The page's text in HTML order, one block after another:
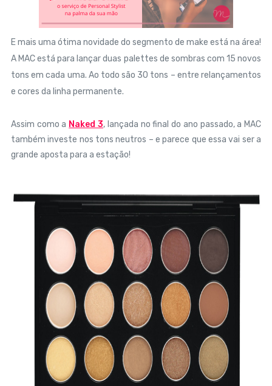
E mais uma ótima novidade do segmento de make está na área!
A MAC está para lançar duas palettes de sombras com 15 novos
tons em cada uma. Ao todo são 30 tons – entre relançamentos
e cores da linha permanente.
Assim como a Naked 3, lançada no final do ano passado, a MAC
também investe nos tons neutros – e parece que essa vai ser a
grande aposta para a estação!